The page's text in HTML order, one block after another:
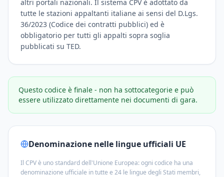
altri portali nazionali. Il sistema CPV è adottato da
tutte le stazioni appaltanti italiane ai sensi del D.Lgs.
36/2023 (Codice dei contratti pubblici) ed è
obbligatorio per tutti gli appalti sopra soglia
pubblicati su TED.
Questo codice è finale - non ha sottocategorie e può
essere utilizzato direttamente nei documenti di gara.
Denominazione nelle lingue ufficiali UE
Il CPV è uno standard dell'Unione Europea: ogni codice ha una
denominazione ufficiale in tutte e 24 le lingue degli Stati membri,